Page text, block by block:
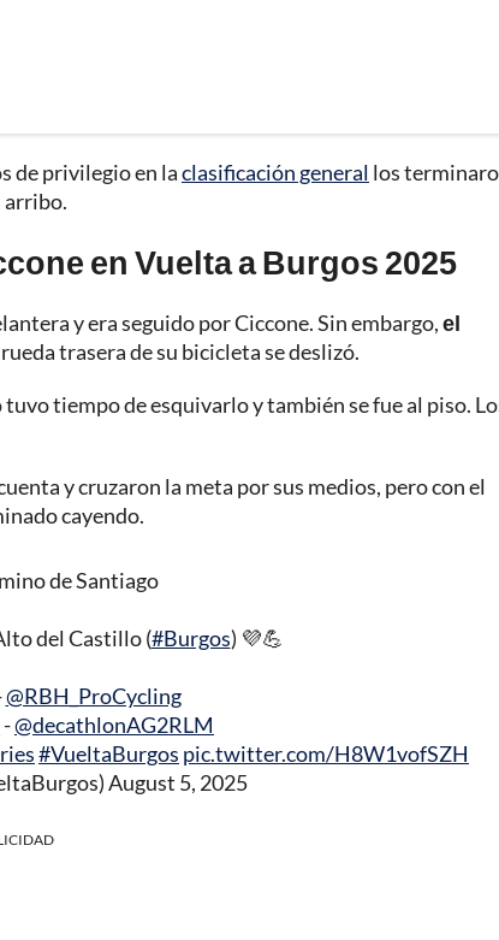
de privilegio en laclasificación general los
arribo.
en Vuelta a Burgos 2025
y era seguido por Ciccone. Sin embargo,el
trasera de su bicicleta se deslizó.
tiempo de esquivarlo y también se fue al piso.
y cruzaron la meta por sus medios, pero con el
cayendo.
de Santiago
del Castillo (#Burgos) 💜💪
@RBH_ProCycling
-@decathlonAG2RLM
#VueltaBurgos pic.twitter.com/H8W1vofSZH
August 5, 2025